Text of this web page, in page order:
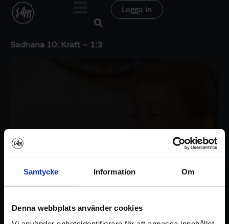
Samtycke Information Om
Denna webbplats använder cookies
Hoppa
Logga in
Sadhana 10: Kraft – 1:3